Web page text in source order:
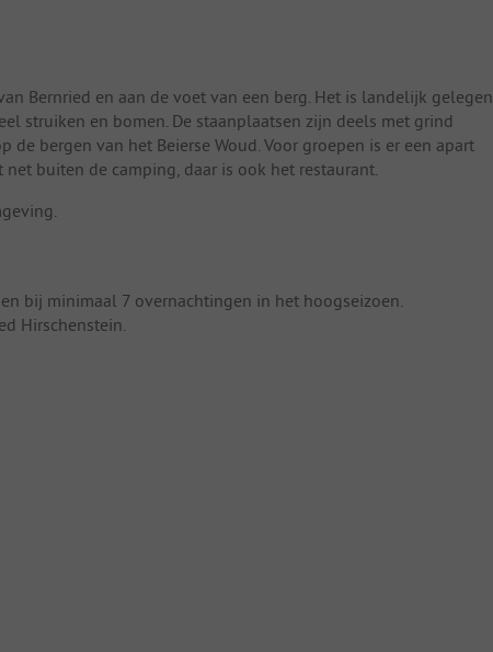
Bernried en aan de voet van een berg. Het is landelijk gelegen,
struiken en bomen. De staanplaatsen zijn deels met grind
bergen van het Beierse Woud. Voor groepen is er een apart
buiten de camping, daar is ook het restaurant.
bij minimaal 7 overnachtingen in het hoogseizoen.
Hirschenstein.